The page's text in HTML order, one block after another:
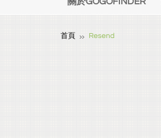
首頁 Resend